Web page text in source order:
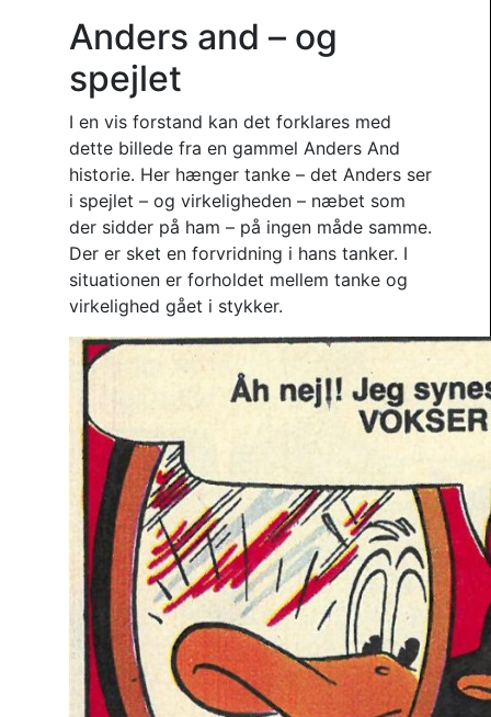
Anders and – og
spejlet
I en vis forstand kan det forklares med
dette billede fra en gammel Anders And
historie. Her hænger tanke – det Anders ser
i spejlet – og virkeligheden – næbet som
der sidder på ham – på ingen måde samme.
Der er sket en forvridning i hans tanker. I
situationen er forholdet mellem tanke og
virkelighed gået i stykker.